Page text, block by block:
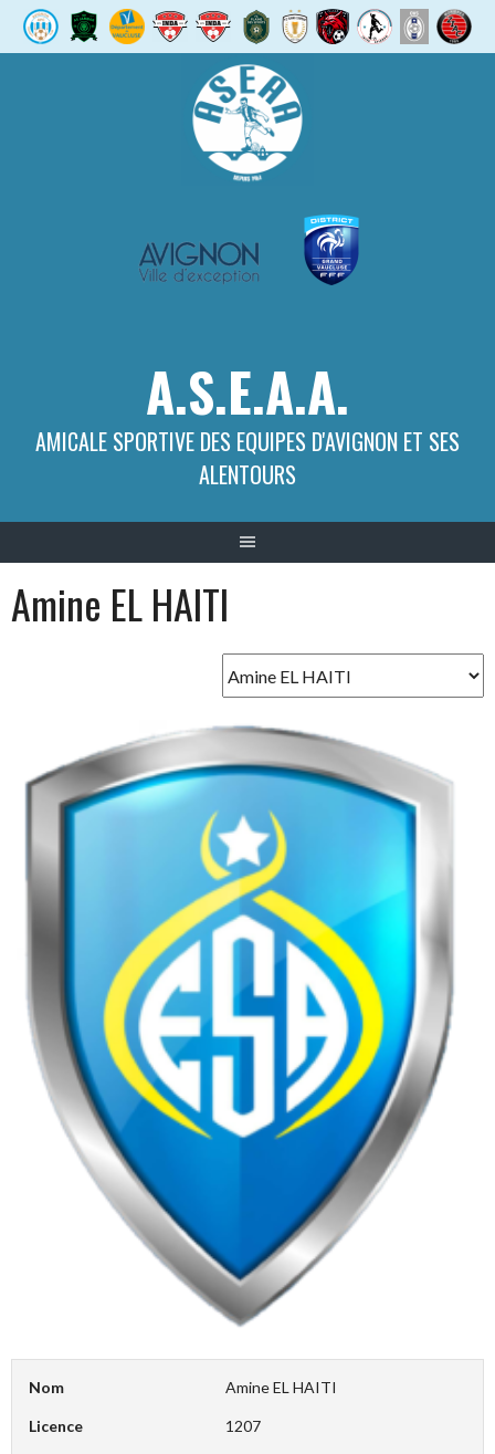
A.S.E.A.A.
AMICALE SPORTIVE DES EQUIPES D'AVIGNON ET SES
ALENTOURS
Amine EL HAITI
Nom Amine EL HAITI
Licence 1207